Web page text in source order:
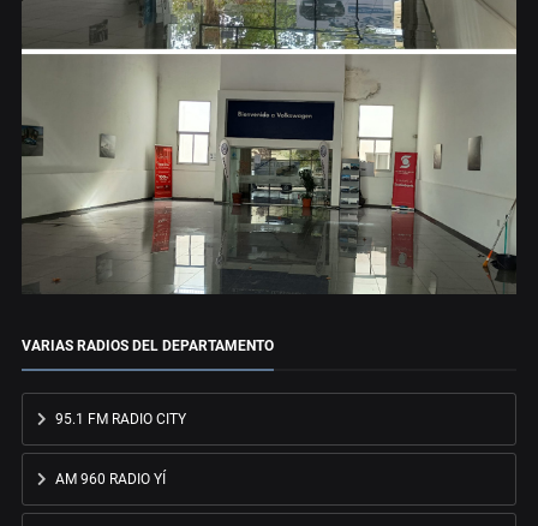
VARIAS RADIOS DEL DEPARTAMENTO
95.1 FM RADIO CITY
AM 960 RADIO YÍ